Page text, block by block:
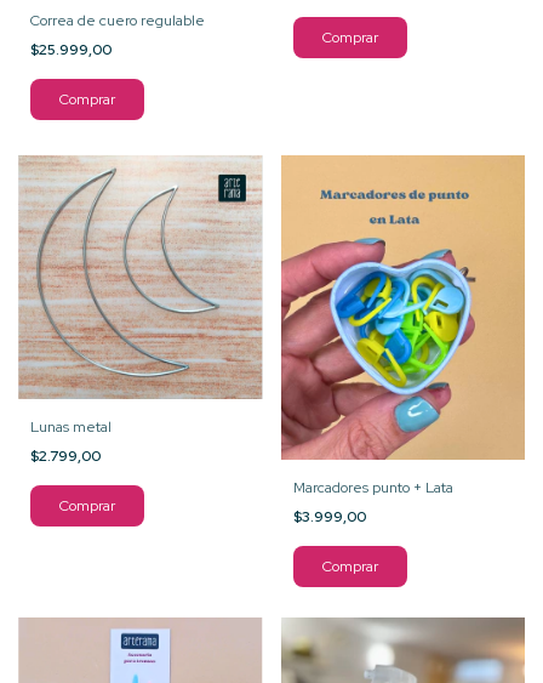
Correa de cuero regulable
$25.999,00
Comprar
Lunas metal
$2.799,00
Comprar
Marcadores punto + Lata
$3.999,00
Comprar